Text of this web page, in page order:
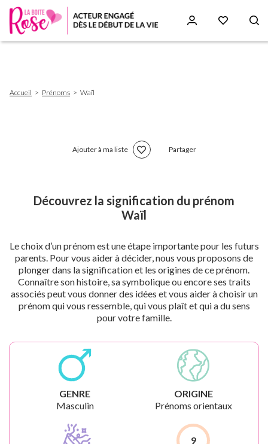
d'Ariane
Accueil Prénoms Waïl
Ajouter à ma liste Partager
Découvrez la signification du prénom
Waïl
Le choix d’un prénom est une étape importante pour les futurs
parents. Pour vous aider à décider, nous vous proposons de
plonger dans la signification et les origines de ce prénom.
Connaître son histoire, sa symbolique ou encore ses traits
associés peut vous donner des idées et vous aider à choisir un
prénom qui vous ressemble, qui vous plaît et qui a du sens
pour votre famille.
GENRE
Masculin
ORIGINE
Prénoms orientaux
9